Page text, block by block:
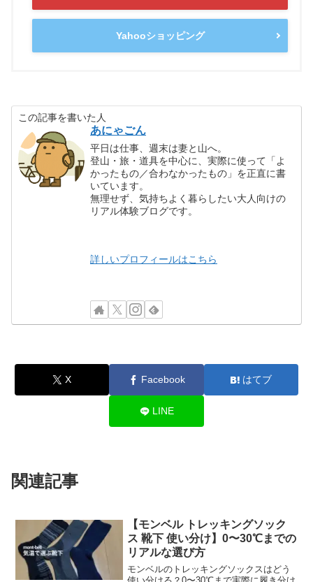
Yahooショッピング
この記事を書いた人
あにゃごん
平日は仕事、週末は妻と山へ。
登山・旅・道具を中心に、実際に使って「よ
かったもの／合わなかったもの」を正直に書
いています。
無理せず、気持ちよく暮らしたい大人向けの
リアル体験ブログです。
詳しいプロフィールはこちら
X Facebook はてブ
LINE
関連記事
【モンベル トレッキングソック
ス 靴下 使い分け】0〜30℃までの
リアルな選び方
モンベルのトレッキングソックスはどう